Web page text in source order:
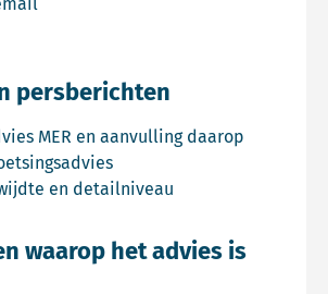
persberichten
MER en aanvulling daarop
Toetsingsadvies MER en aanvulling
Voorlopig toetsingsadvies
en detailniveau
Advies reikwijdte en detailniveau
waarop het advies is